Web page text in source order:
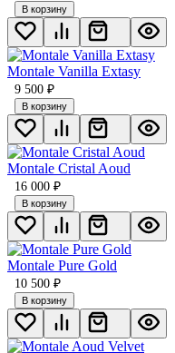
В корзину
Montale Vanilla Extasy
9 500 ₽
В корзину
Montale Cristal Aoud
16 000 ₽
В корзину
Montale Pure Gold
10 500 ₽
В корзину